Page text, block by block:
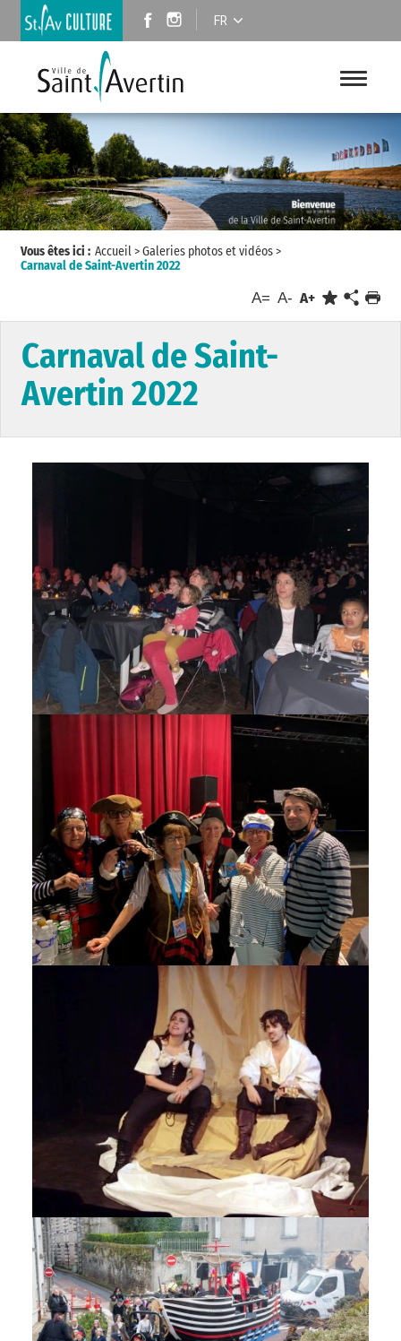
FR
Vous êtes ici : Accueil>Galeries photos et vidéos>
Carnaval de Saint-Avertin 2022
A= A- A+
Carnaval de Saint-
Avertin 2022